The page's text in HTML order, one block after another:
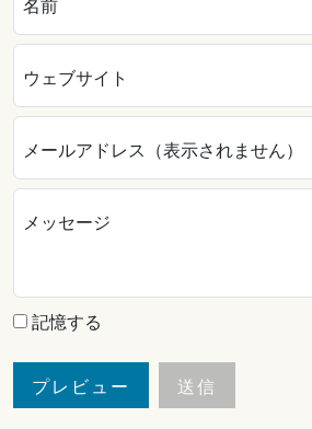
ウェブサイト
メールアドレス（表示されません）
メッセージ
記憶する